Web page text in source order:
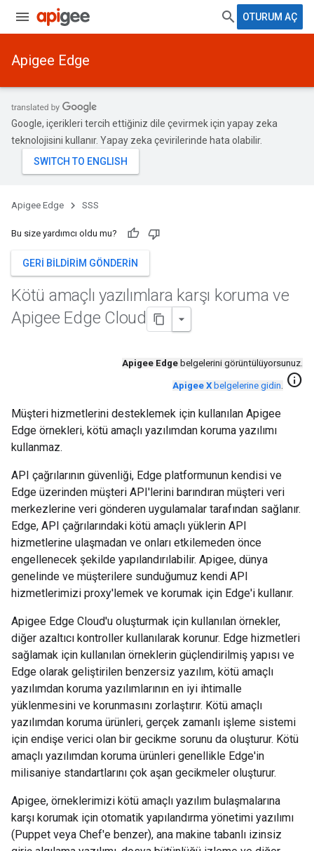
OTURUM AÇ
Apigee Edge
Google, içerikleri tercih ettiğiniz dile çevirmek için yapay zeka
teknolojisini kullanır. Yapay zeka çevirilerinde hata olabilir.
Apigee Edge SSS
Bu size yardımcı oldu mu?
GERI BILDIRIM GÖNDERIN
Kötü amaçlı yazılımlara karşı koruma ve
Apigee Edge Cloud
Apigee Edge belgelerini görüntülüyorsunuz.
Apigee X belgelerine gidin. info
Müşteri hizmetlerini desteklemek için kullanılan Apigee
Edge örnekleri, kötü amaçlı yazılımdan koruma yazılımı
kullanmaz.
API çağrılarının güvenliği, Edge platformunun kendisi ve
Edge üzerinden müşteri API'lerini barındıran müşteri veri
merkezlerine veri gönderen uygulamalar tarafından sağlanır.
Edge, API çağrılarındaki kötü amaçlı yüklerin API
hizmetlerine ulaşmadan ve onları etkilemeden önce
engellenecek şekilde yapılandırılabilir. Apigee, dünya
genelinde ve müşterilere sunduğumuz kendi API
hizmetlerimizi proxy'lemek ve korumak için Edge'i kullanır.
Apigee Edge Cloud'u oluşturmak için kullanılan örnekler,
diğer azaltıcı kontroller kullanılarak korunur. Edge hizmetleri
sağlamak için kullanılan örneklerin güçlendirilmiş yapısı ve
Edge olarak geliştirilen benzersiz yazılım, kötü amaçlı
yazılımdan koruma yazılımlarının en iyi ihtimalle
yüklenmesini ve korunmasını zorlaştırır. Kötü amaçlı
yazılımdan koruma ürünleri, gerçek zamanlı işleme sistemi
için endişe verici olan bir gecikme sorunu da oluşturur. Kötü
amaçlı yazılımdan koruma ürünleri genellikle Edge'in
milisaniye standartlarını çok aşan gecikmeler oluşturur.
Apigee, örneklerimizi kötü amaçlı yazılım bulaşmalarına
karşı korumak için otomatik yapılandırma yönetimi yazılımı
(Puppet veya Chef'e benzer), ana makine tabanlı izinsiz